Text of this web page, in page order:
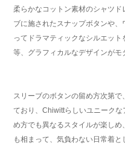
柔らかなコットン素材のシャツ
ブに施されたスナップボタンや
ってドラマティックなシルエッ
等、グラフィカルなデザインがモ
スリーブのボタンの留め方次第
ており、Chiwittらしいユニーク
め方でも異なるスタイルが楽し
も相まって、気負わない日常着と